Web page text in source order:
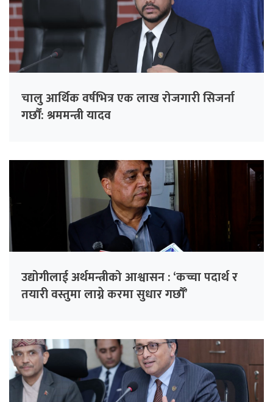
चालु आर्थिक वर्षभित्र एक लाख रोजगारी सिजर्ना
गर्छौं: श्रममन्त्री यादव
उद्योगीलाई अर्थमन्त्रीको आश्वासन : ‘कच्चा पदार्थ र
तयारी वस्तुमा लाग्ने करमा सुधार गर्छौँ’